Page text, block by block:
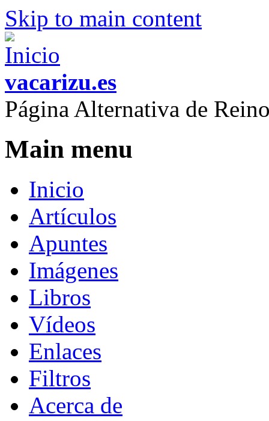
Skip to main content
vacarizu.es
Página Alternativa de
Main menu
Inicio
Artículos
Apuntes
Imágenes
Libros
Vídeos
Enlaces
Filtros
Acerca de